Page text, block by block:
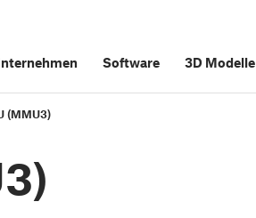
Software 3D Modelle
(MMU3)